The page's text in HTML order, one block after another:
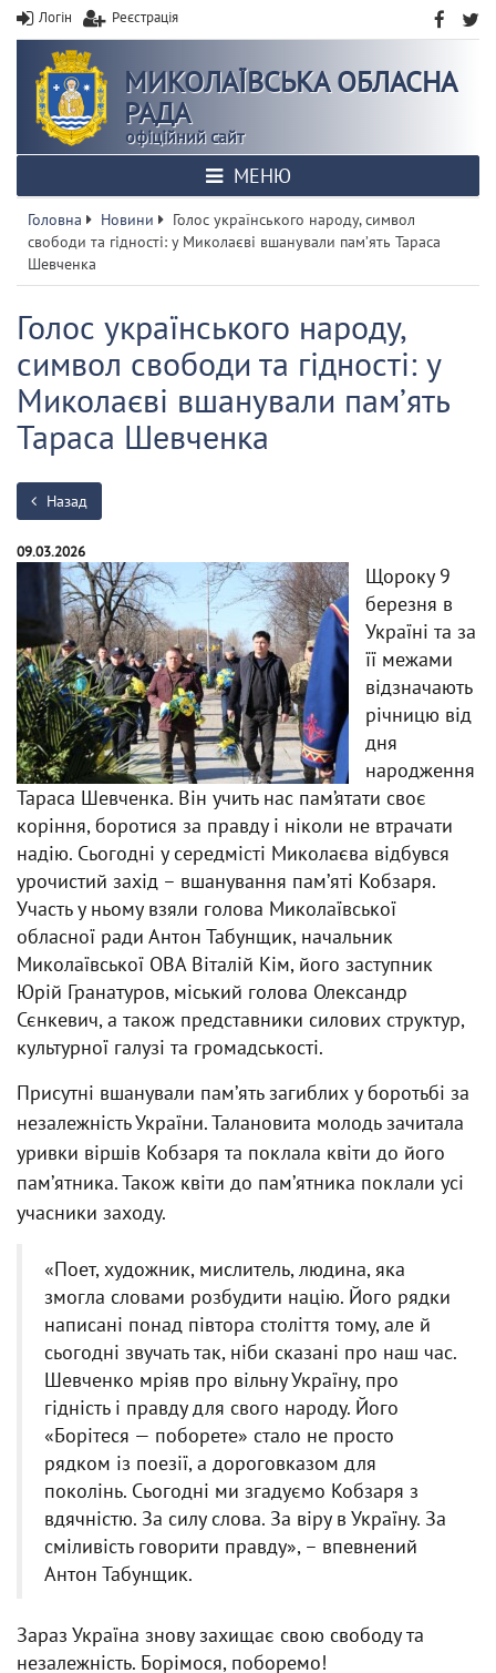
Логін Реєстрація
МИКОЛАЇВСЬКА ОБЛАСНА
РАДА
офіційний сайт
МЕНЮ
Головна Новини
Голос українського народу, символ
свободи та гідності: у Миколаєві вшанували памʼять Тараса
Шевченка
Голос українського народу,
символ свободи та гідності: у
Миколаєві вшанували памʼять
Тараса Шевченка
Назад
09.03.2026
Щороку 9
березня в
Україні та за
її межами
відзначають
річницю від
дня
народження
Тараса Шевченка. Він учить нас пам’ятати своє
коріння, боротися за правду і ніколи не втрачати
надію. Сьогодні у середмісті Миколаєва відбувся
урочистий захід – вшанування памʼяті Кобзаря.
Участь у ньому взяли голова Миколаївської
обласної ради Антон Табунщик, начальник
Миколаївської ОВА Віталій Кім, його заступник
Юрій Гранатуров, міський голова Олександр
Сєнкевич, а також представники силових структур,
культурної галузі та громадськості.
Присутні вшанували памʼять загиблих у боротьбі за
незалежність України. Талановита молодь зачитала
уривки віршів Кобзаря та поклала квіти до його
памʼятника. Також квіти до памʼятника поклали усі
учасники заходу.
«Поет, художник, мислитель, людина, яка
змогла словами розбудити націю. Його рядки
написані понад півтора століття тому, але й
сьогодні звучать так, ніби сказані про наш час.
Шевченко мріяв про вільну Україну, про
гідність і правду для свого народу. Його
«Борітеся — поборете» стало не просто
рядком із поезії, а дороговказом для
поколінь. Сьогодні ми згадуємо Кобзаря з
вдячністю. За силу слова. За віру в Україну. За
сміливість говорити правду», – впевнений
Антон Табунщик.
Зараз Україна знову захищає свою свободу та
незалежність. Борімося, поборемо!